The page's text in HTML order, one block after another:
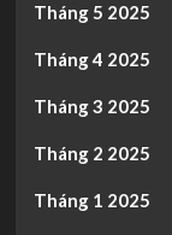
Tháng 5 2025
Tháng 4 2025
Tháng 3 2025
Tháng 2 2025
Tháng 1 2025